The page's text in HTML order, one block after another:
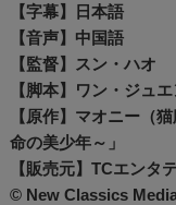
【字幕】日本語
【音声】中国語
【監督】スン・ハオ
【脚本】ワン・ジュ
【原作】マオニー（
命の美少年～」
【販売元】TCエンタ
© New Classics